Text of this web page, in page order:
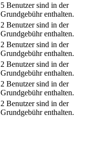
5 Benutzer sind in der
Grundgebühr enthalten.
2 Benutzer sind in der
Grundgebühr enthalten.
2 Benutzer sind in der
Grundgebühr enthalten.
2 Benutzer sind in der
Grundgebühr enthalten.
2 Benutzer sind in der
Grundgebühr enthalten.
2 Benutzer sind in der
Grundgebühr enthalten.